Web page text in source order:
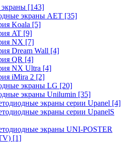
[143]
экраны AET [35]
Koala [5]
AT [9]
NX [7]
Dream Wall [4]
QR [4]
NX Ultra [4]
iMira 2 [2]
экраны LG [20]
экраны Unilumin [35]
экраны серии Upanel [4]
экраны серии UpanelS
экраны UNI-POSTER
[1]